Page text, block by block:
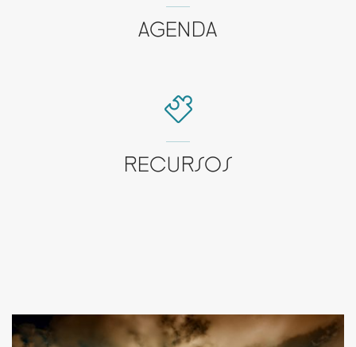
AGENDA
RECURSOS